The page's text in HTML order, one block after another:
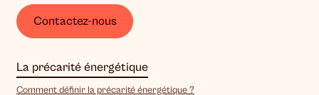
Contactez-nous
La précarité énergétique
Comment définir la précarité énergétique ?